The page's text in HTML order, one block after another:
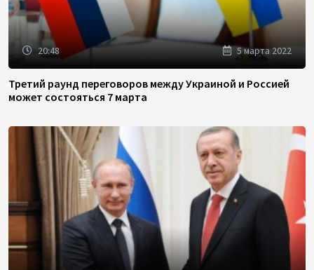
20:48 5 марта 2022
Третий раунд переговоров между Украиной и Россией
может состояться 7 марта